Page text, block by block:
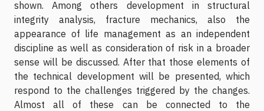
shown. Among others development in structural
integrity analysis, fracture mechanics, also the
appearance of life management as an independent
discipline as well as consideration of risk in a broader
sense will be discussed. After that those elements of
the technical development will be presented, which
respond to the challenges triggered by the changes.
Almost all of these can be connected to the